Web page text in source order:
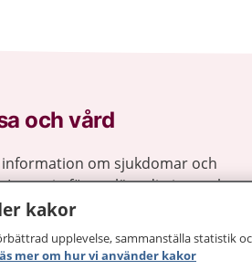
och vård
information om sjukdomar och
in för att läsa din journal
1177 för
kakor
upplevelse, sammanställa statistik
mer om hur vi använder kakor